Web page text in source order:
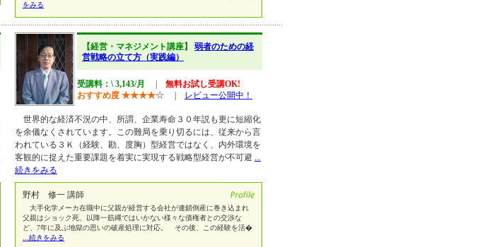
をみる
【経営・マネジメント講座】 弱者のための経
営戦略の立て方（実践編）
受講料：\ 3,143/月
無料お試し受講OK!
おすすめ度 ★★★★☆ レビュー公開中！
世界的な経済不況の中、所謂、企業寿命３０年説も更に短縮化
を余儀なくされています。この難局を乗り切るには、従来から言
われている３Ｋ（経験、勘、度胸）型経営ではなく、内外環境を
客観的に捉えた重要課題を着実に実現する戦略型経営が不可避 ...
続きをみる
野村 修一 講師
大手化学メーカ在職中に父親が経営する会社が連鎖倒産に巻き込まれ
父親はショック死、以降一筋縄ではいかない様々な債権者との交渉な
ど、7年に及ぶ地獄の思いの破産処理に対応。 その後、この経験を活�
...続きをみる